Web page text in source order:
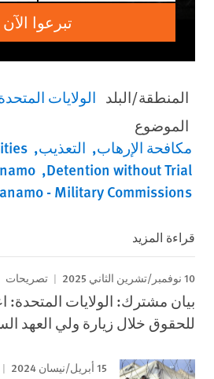
تبرعوا الآن
المنطقة/البلد الولايات
الموضوع
مكافحة الإرهاب التعذيب
Detention without Trial
- Military Commissions
قراءة المزيد
10 نوفمبر/تشرين الثاني 2025 تصريحات
بيان مشترك: الولايات المتحدة:
للحقوق خلال زيارة ولي العهد
15 أبريل/نيسان 2024